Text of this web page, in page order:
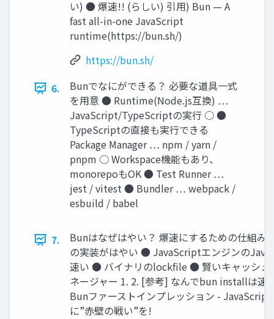
い) ● 爆速!! (らしい) 引用) Bun — A
fast all-in-one JavaScript
runtime(https://bun.sh/)
https://bun.sh/
6.
Bunでなにができる？ 必要な道具一式
を用意 ● Runtime(Node.js互換) …
JavaScript/TypeScriptの実行 ○ ●
TypeScriptの直接も実行できる
Package Manager … npm / yarn /
pnpm ○ Workspace機能もあり、
monorepoもOK ● Test Runner …
jest / vitest ● Bundler … webpack /
esbuild / babel
7.
Bunはなぜはやい？ 爆速にするための仕組
の実装がはやい ● JavaScriptエンジンの
速い ● バイナリのlockfile ● 賢いキャッシュ
ネージャー 1. 2. [参考] なんでbun installは速
Bunファーストインプレッション -
に”赤壁の戦い”を!